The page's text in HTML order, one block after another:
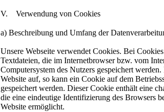
V. Verwendung von Cookies
a) Beschreibung und Umfang der
Unsere Webseite verwendet Cookies. Bei
Textdateien, die im Internetbrowser bzw. vom
Computersystem des Nutzers gespeichert
Website auf, so kann ein Cookie auf dem
gespeichert werden. Dieser Cookie enthält eine
die eine eindeutige Identifizierung des Browsers
Website ermöglicht.